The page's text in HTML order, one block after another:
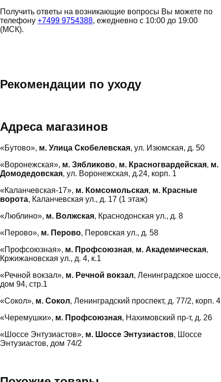
Получить ответы на возникающие вопросы Вы можете по
телефону +7499 9754388, ежедневно с 10:00 до 19:00
(МСК).
Рекомендации по уходу
Адреса магазинов
«Бутово», м. Улица Скобелевская, ул. Изюмская, д. 50
«Воронежская», м. Зябликово, м. Красногвардейская, м.
Домодедовская, ул. Воронежская, д.24, корп. 1
«Каланчевская-17», м. Комсомольская, м. Красные
ворота, Каланчевская ул., д. 17 (1 этаж)
«Люблино», м. Волжская, Краснодонская ул., д. 8
«Перово», м. Перово, Перовская ул., д. 58
«Профсоюзная», м. Профсоюзная, м. Академическая,
Кржижановская ул., д. 4, к.1
«Речной вокзал», м. Речной вокзал, Ленинградское шоссе,
дом 94, стр.1
«Сокол», м. Сокол, Ленинградский проспект, д. 77/2, корп. 4
«Черемушки», м. Профсоюзная, Нахимовский пр-т, д. 26
«Шоссе Энтузиастов», м. Шоссе Энтузиастов, Шоссе
Энтузиастов, дом 74/2